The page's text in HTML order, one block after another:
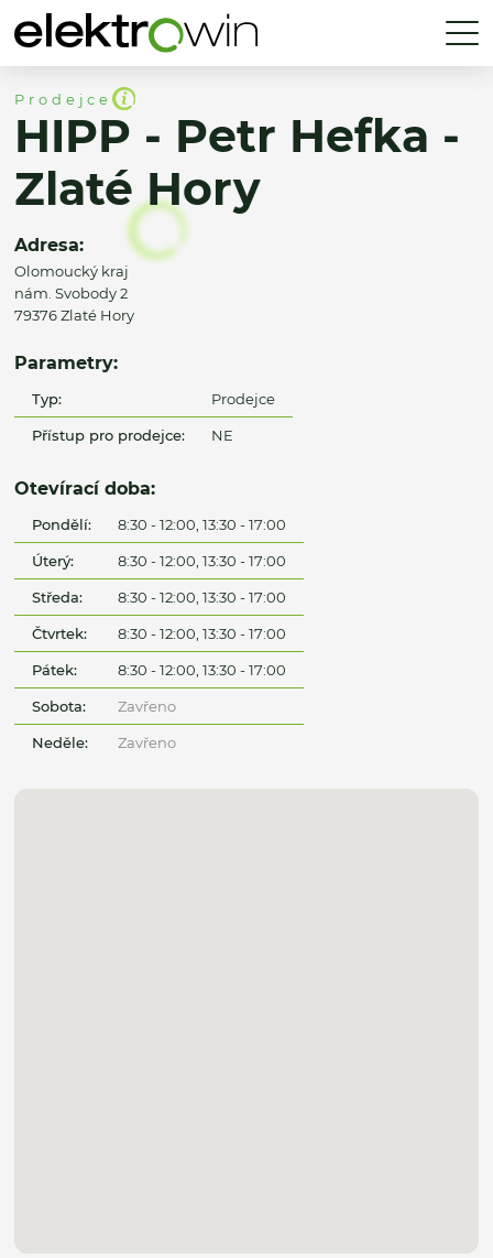
Prodejce
HIPP - Petr Hefka -
Zlaté Hory
Adresa:
Olomoucký kraj
nám. Svobody 2
79376 Zlaté Hory
Parametry:
Typ: Prodejce
Přístup pro prodejce: NE
Otevírací doba:
Pondělí: 8:30 - 12:00, 13:30 - 17:00
Úterý: 8:30 - 12:00, 13:30 - 17:00
Středa: 8:30 - 12:00, 13:30 - 17:00
Čtvrtek: 8:30 - 12:00, 13:30 - 17:00
Pátek: 8:30 - 12:00, 13:30 - 17:00
Sobota: Zavřeno
Neděle: Zavřeno